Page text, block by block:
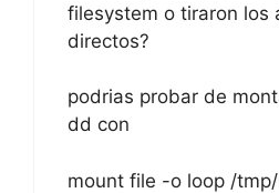
filesystem o tiraron los
directos?
podrias probar de
dd con
mount file -o loop /